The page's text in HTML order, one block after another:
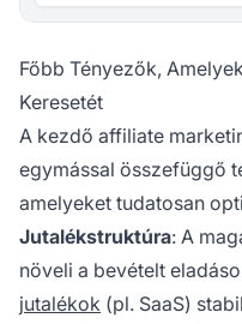
Főbb Tényezők,
Keresetét
A kezdő affiliate
egymással összefüggő
amelyeket tudatosan
Jutalékstruktúra: A
növeli a bevételt
jutalékok (pl. SaaS)